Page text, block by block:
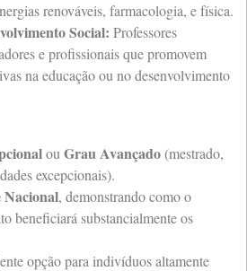
renováveis, farmacologia, e física.
Social: Professores
e profissionais que promovem
na educação ou no desenvolvimento
ou Grau Avançado (mestrado,
excepcionais).
Nacional, demonstrando como o
beneficiará substancialmente os
opção para indivíduos altamente